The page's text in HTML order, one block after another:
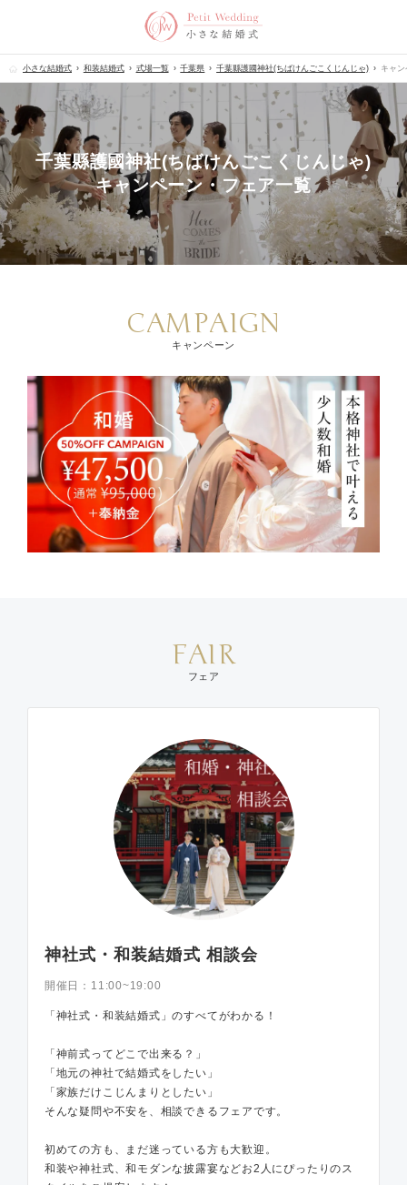
小さな結婚式 和装結婚式 式場一覧 千葉県 千葉縣護國神社(ちばけんごこくじんじゃ) キャ
千葉縣護國神社(ちばけんごこくじんじゃ)
キャンペーン・フェア一覧
CAMPAIGN
キャンペーン
FAIR
フェア
神社式・和装結婚式 相談会
開催日： 11:00~19:00
「神社式・和装結婚式」のすべてがわかる！
「神前式ってどこで出来る？」
「地元の神社で結婚式をしたい」
「家族だけこじんまりとしたい」
そんな疑問や不安を、相談できるフェアです。
初めての方も、まだ迷っている方も大歓迎。
和装や神社式、和モダンな披露宴などお2人にぴったりのス